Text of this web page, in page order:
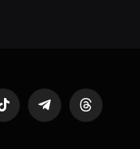
TikTok TelegramThreads